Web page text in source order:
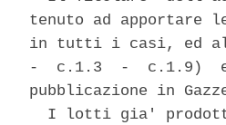
tenuto ad apportare
in tutti i casi, ed
-  c.1.3  -  c.1.9)
pubblicazione in
I lotti gia'